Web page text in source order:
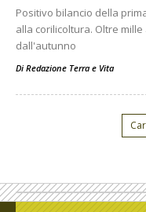
Positivo bilancio della
alla corilicoltura. Oltre
dall'autunno
Di Redazione Terra e Vita